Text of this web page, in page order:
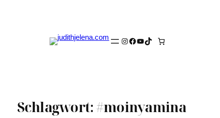
Instagram
Facebook
YouTube
TikTok
Schlagwort: #moinyamina